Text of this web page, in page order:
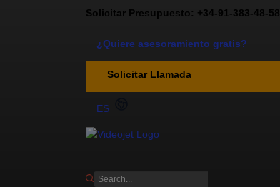
Solicitar Presupuesto: +34-91-383-48-58
¿Quiere asesoramiento gratis?
Solicitar Llamada
ES